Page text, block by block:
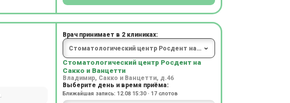
Врач принимает в 2 клиниках:
Стоматологический центр Росдент на
Сакко и Ванцетти
Владимир, Сакко и Ванцетти, д.46
Выберите день и время приёма:
Ближайшая запись: 12.08 15:30 · 17 слотов